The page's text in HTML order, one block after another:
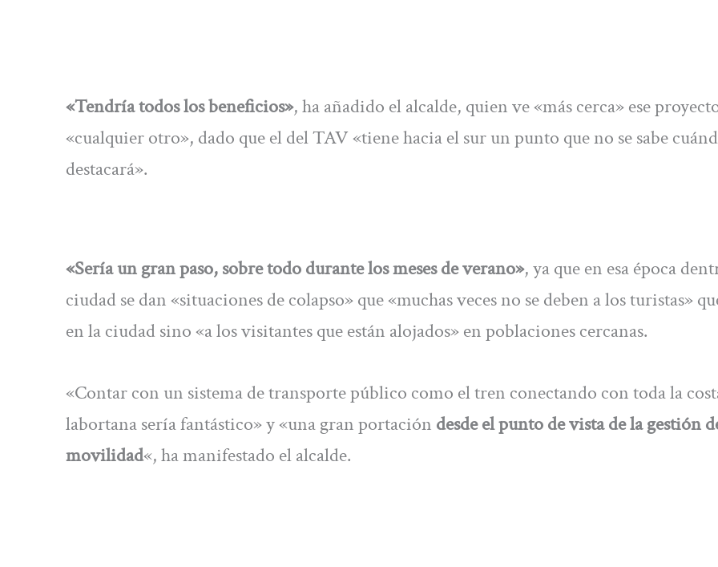
«Tendría todos los beneficios», ha añadido el alcalde, quien ve «más cerca» ese
«cualquier otro», dado que el del TAV «tiene hacia el sur un punto que no se sabe
destacará».
«Sería un gran paso, sobre todo durante los meses de verano», ya que en esa época
ciudad se dan «situaciones de colapso» que «muchas veces no se deben a los turistas»
en la ciudad sino «a los visitantes que están alojados» en poblaciones cercanas.
«Contar con un sistema de transporte público como el tren conectando con toda la
labortana sería fantástico» y «una gran portación desde el punto de vista de la gestión
movilidad«, ha manifestado el alcalde.